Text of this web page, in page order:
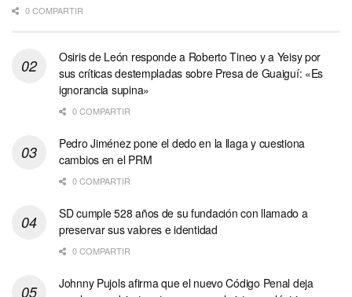
0 COMPARTIR
Osiris de León responde a Roberto Tineo y a Yeisy por
sus críticas destempladas sobre Presa de Guaiguí: «Es
ignorancia supina»
0 COMPARTIR
Pedro Jiménez pone el dedo en la llaga y cuestiona
cambios en el PRM
0 COMPARTIR
SD cumple 528 años de su fundación con llamado a
preservar sus valores e identidad
0 COMPARTIR
Johnny Pujols afirma que el nuevo Código Penal deja